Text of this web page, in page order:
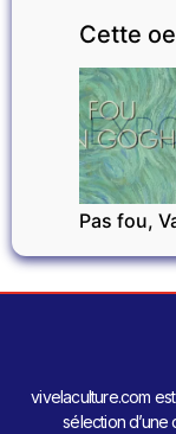
Cette
Pas fou,
vivelaculture.com
sélection d’une